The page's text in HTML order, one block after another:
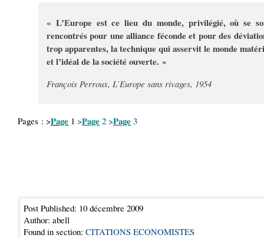
« L’Europe est ce lieu du monde, privilégié, où se
rencontrés pour une alliance féconde et pour des
trop apparentes, la technique qui asservit le monde
et l’idéal de la société ouverte. »
François Perroux, L’Europe sans rivages, 1954
Pages : >Page 1 >Page 2 >Page 3
Post Published: 10 décembre 2009
Author: abell
Found in section: CITATIONS ECONOMISTES